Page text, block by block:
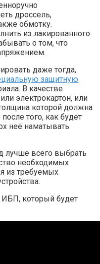
дроссель,
обмотку.
из лакированного
о том, что
даже тогда,
защитную
В качестве
электрокартон, или
которой должна
того, как будет
неё наматывать
лучше всего выбрать
необходимых
из требуемых
который будет